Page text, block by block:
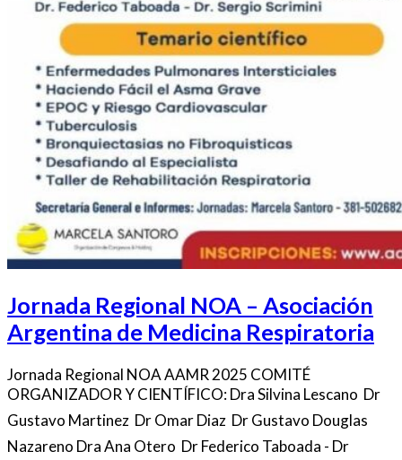
Jornada Regional NOA – Asociación
Argentina de Medicina Respiratoria
Jornada Regional NOA AAMR 2025 COMITÉ
ORGANIZADOR Y CIENTÍFICO: Dra Silvina Lescano  Dr
Gustavo Martinez  Dr Omar Diaz  Dr Gustavo Douglas
Nazareno Dra Ana Otero  Dr Federico Taboada - Dr